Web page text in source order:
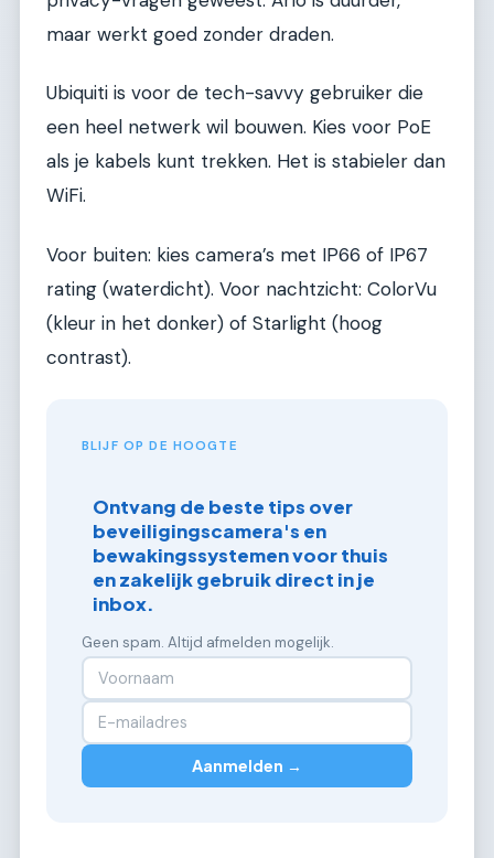
maar werkt goed zonder draden.
Ubiquiti is voor de tech-savvy gebruiker die
een heel netwerk wil bouwen. Kies voor PoE
als je kabels kunt trekken. Het is stabieler dan
WiFi.
Voor buiten: kies camera’s met IP66 of IP67
rating (waterdicht). Voor nachtzicht: ColorVu
(kleur in het donker) of Starlight (hoog
contrast).
BLIJF OP DE HOOGTE
Ontvang de beste tips over
beveiligingscamera's en
bewakingssystemen voor thuis
en zakelijk gebruik direct in je
inbox.
Geen spam. Altijd afmelden mogelijk.
Aanmelden →